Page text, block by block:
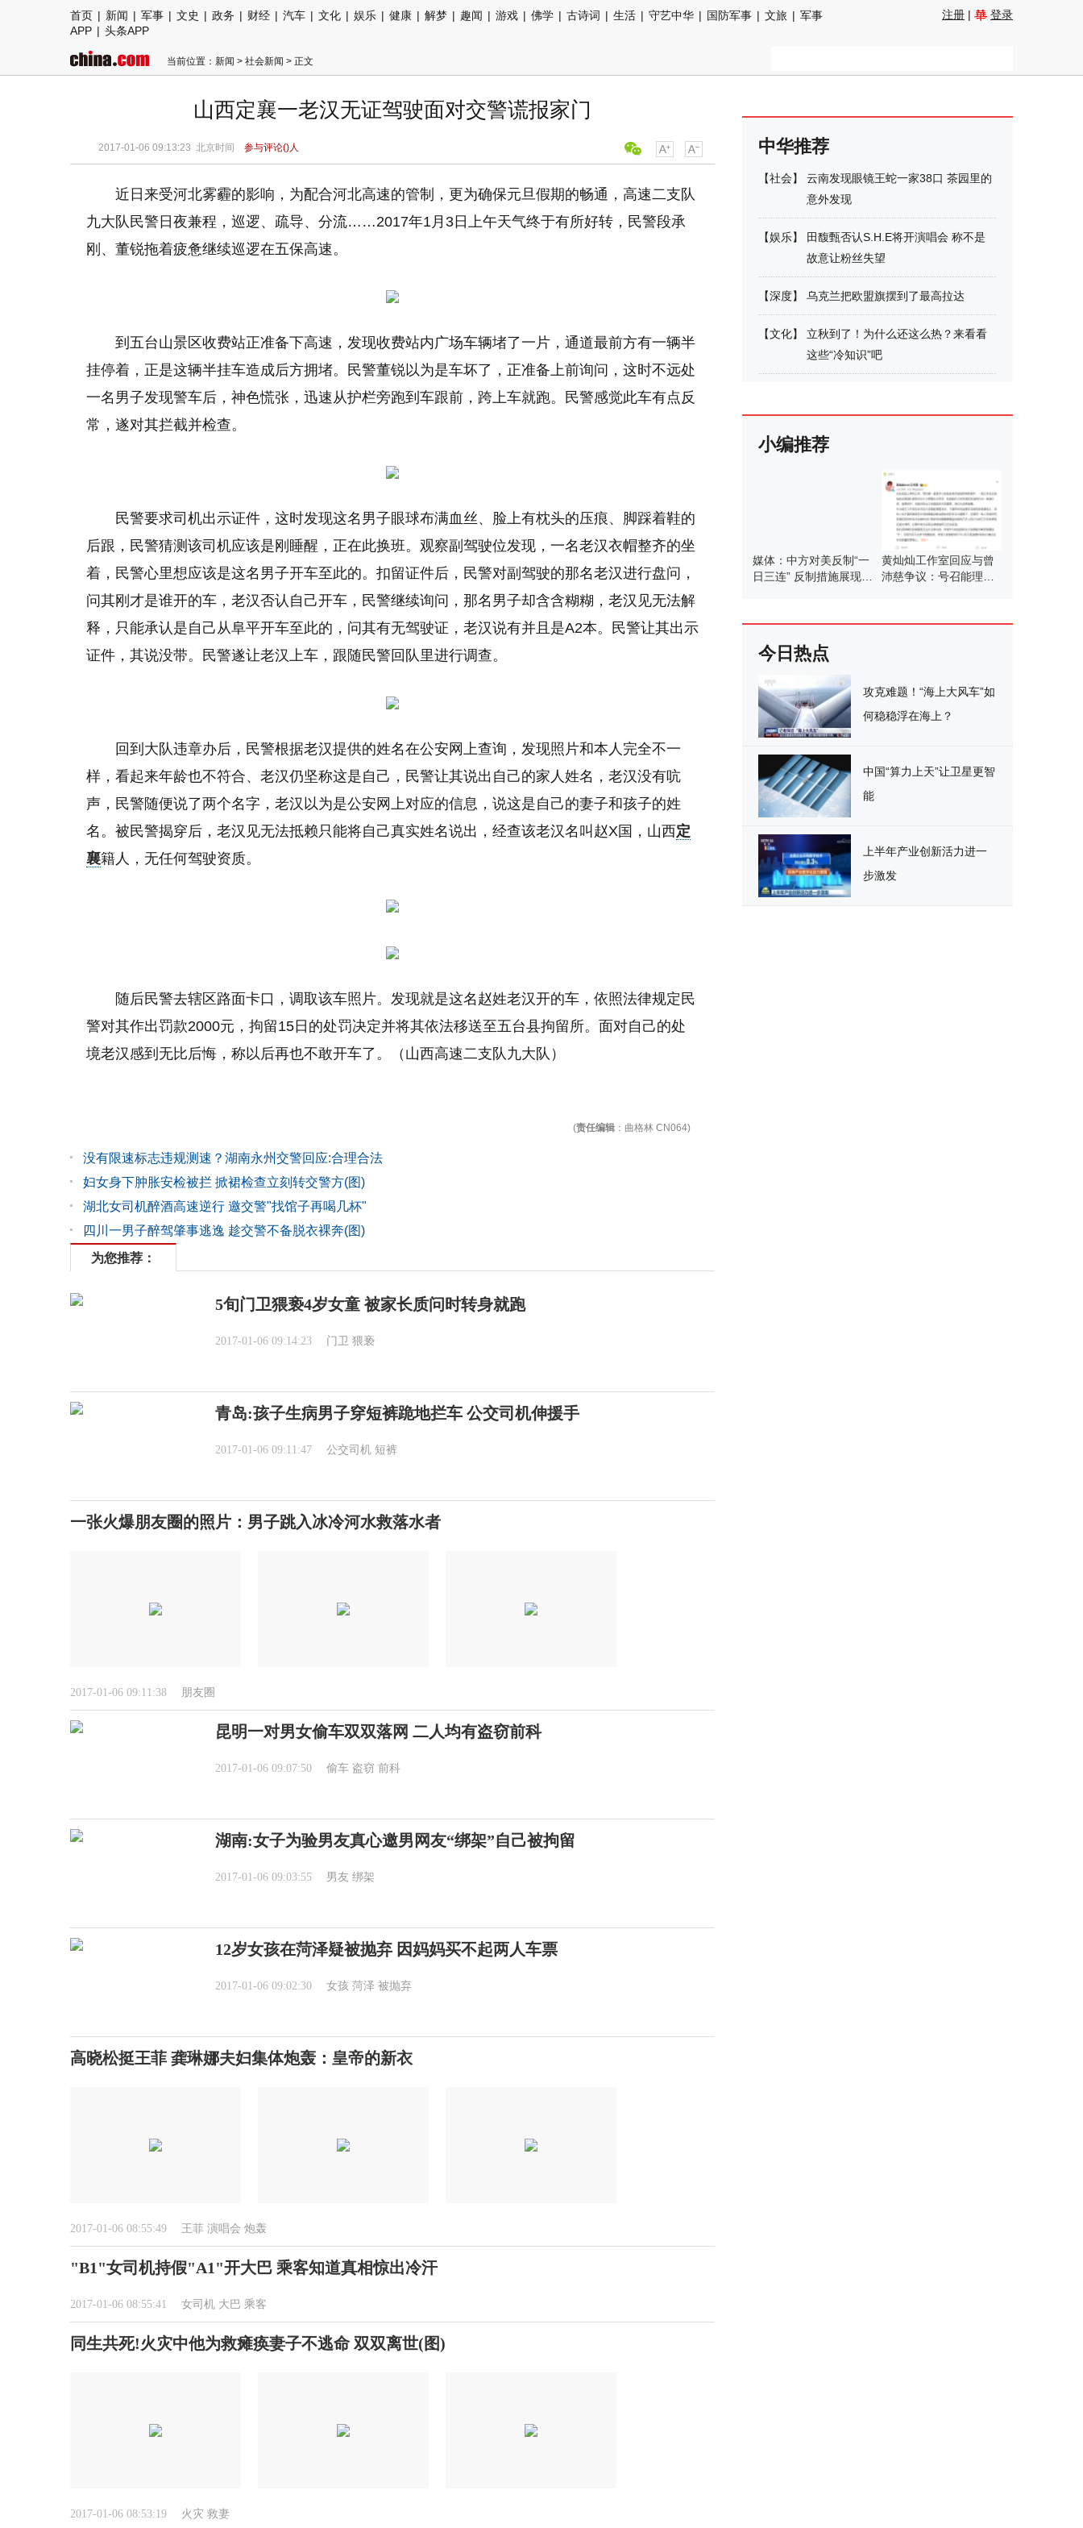
首页 | 新闻 | 军事 | 文史 | 政务 | 财经 | 汽车 | 文化 | 娱乐 | 健康 | 解梦 | 趣闻 | 游戏 | 佛学 | 古诗词 | 生活 | 守艺中华 | 国防军事 | 文旅 | 军事
APP | 头条APP
注册 | 登录
当前位置： 新闻 > 社会新闻 > 正文
山西定襄一老汉无证驾驶面对交警谎报家门
2017-01-06 09:13:23 北京时间 参与评论()人
近日来受河北雾霾的影响，为配合河北高速的管制，更为确保元旦假期的畅通，高速二支队
九大队民警日夜兼程，巡逻、疏导、分流……2017年1月3日上午天气终于有所好转，民警段承
刚、董锐拖着疲惫继续巡逻在五保高速。
到五台山景区收费站正准备下高速，发现收费站内广场车辆堵了一片，通道最前方有一辆半
挂停着，正是这辆半挂车造成后方拥堵。民警董锐以为是车坏了，正准备上前询问，这时不远处
一名男子发现警车后，神色慌张，迅速从护栏旁跑到车跟前，跨上车就跑。民警感觉此车有点反
常，遂对其拦截并检查。
民警要求司机出示证件，这时发现这名男子眼球布满血丝、脸上有枕头的压痕、脚踩着鞋的
后跟，民警猜测该司机应该是刚睡醒，正在此换班。观察副驾驶位发现，一名老汉衣帽整齐的坐
着，民警心里想应该是这名男子开车至此的。扣留证件后，民警对副驾驶的那名老汉进行盘问，
问其刚才是谁开的车，老汉否认自己开车，民警继续询问，那名男子却含含糊糊，老汉见无法解
释，只能承认是自己从阜平开车至此的，问其有无驾驶证，老汉说有并且是A2本。民警让其出示
证件，其说没带。民警遂让老汉上车，跟随民警回队里进行调查。
回到大队违章办后，民警根据老汉提供的姓名在公安网上查询，发现照片和本人完全不一
样，看起来年龄也不符合、老汉仍坚称这是自己，民警让其说出自己的家人姓名，老汉没有吭
声，民警随便说了两个名字，老汉以为是公安网上对应的信息，说这是自己的妻子和孩子的姓
名。被民警揭穿后，老汉见无法抵赖只能将自己真实姓名说出，经查该老汉名叫赵X国，山西定
襄籍人，无任何驾驶资质。
随后民警去辖区路面卡口，调取该车照片。发现就是这名赵姓老汉开的车，依照法律规定民
警对其作出罚款2000元，拘留15日的处罚决定并将其依法移送至五台县拘留所。面对自己的处
境老汉感到无比后悔，称以后再也不敢开车了。（山西高速二支队九大队）
(责任编辑 ：曲格林 CN064)
没有限速标志违规测速？湖南永州交警回应:合理合法
妇女身下肿胀安检被拦 掀裙检查立刻转交警方(图)
湖北女司机醉酒高速逆行 邀交警"找馆子再喝几杯"
四川一男子醉驾肇事逃逸 趁交警不备脱衣裸奔(图)
为您推荐：
5旬门卫猥亵4岁女童 被家长质问时转身就跑
2017-01-06 09:14:23 门卫 猥亵
青岛:孩子生病男子穿短裤跪地拦车 公交司机伸援手
2017-01-06 09:11:47 公交司机 短裤
一张火爆朋友圈的照片：男子跳入冰冷河水救落水者
2017-01-06 09:11:38 朋友圈
昆明一对男女偷车双双落网 二人均有盗窃前科
2017-01-06 09:07:50 偷车 盗窃 前科
湖南:女子为验男友真心邀男网友“绑架”自己被拘留
2017-01-06 09:03:55 男友 绑架
12岁女孩在菏泽疑被抛弃 因妈妈买不起两人车票
2017-01-06 09:02:30 女孩 菏泽 被抛弃
高晓松挺王菲 龚琳娜夫妇集体炮轰：皇帝的新衣
2017-01-06 08:55:49 王菲 演唱会 炮轰
"B1"女司机持假"A1"开大巴 乘客知道真相惊出冷汗
2017-01-06 08:55:41 女司机 大巴 乘客
同生共死!火灾中他为救瘫痪妻子不逃命 双双离世(图)
2017-01-06 08:53:19 火灾 救妻
中华推荐
【社会】
云南发现眼镜王蛇一家38口 茶园里的
意外发现
【娱乐】
田馥甄否认S.H.E将开演唱会 称不是
故意让粉丝失望
【深度】 乌克兰把欧盟旗摆到了最高拉达
【文化】
立秋到了！为什么还这么热？来看看
这些“冷知识”吧
小编推荐
媒体：中方对美反制“一
日三连” 反制措施展现决
黄灿灿工作室回应与曾
沛慈争议：号召能理智
今日热点
攻克难题！“海上大风车”如
何稳稳浮在海上？
中国“算力上天”让卫星更智
能
上半年产业创新活力进一
步激发